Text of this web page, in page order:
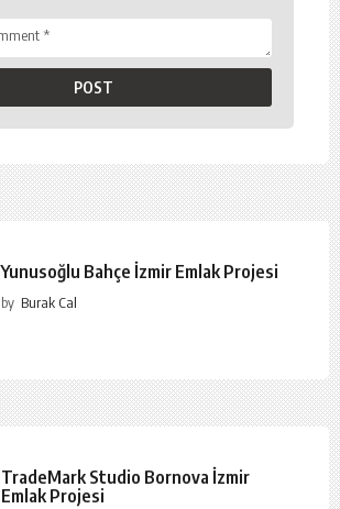
Yunusoğlu Bahçe İzmir Emlak Projesi
by Burak Cal
TradeMark Studio Bornova İzmir
Emlak Projesi